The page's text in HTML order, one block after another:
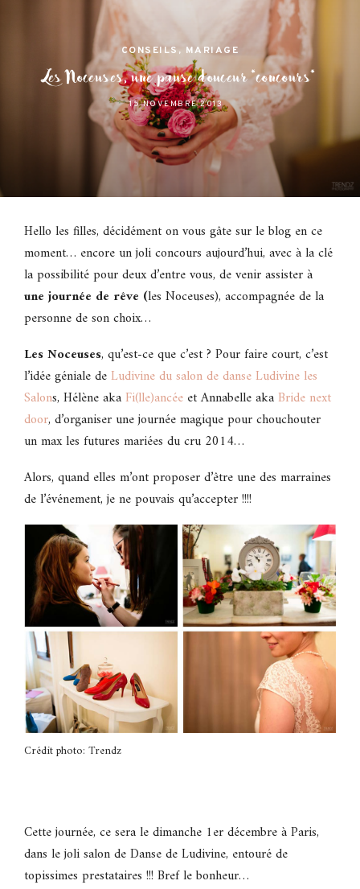
CONSEILS , MARIAGE
Les Noceuses, une pause douceur *concours*
15 NOVEMBRE 2013
Hello les filles, décidément on vous gâte sur le blog en ce
moment… encore un joli concours aujourd’hui, avec à la clé
la possibilité pour deux d’entre vous, de venir assister à
une journée de rêve (les Noceuses), accompagnée de la
personne de son choix…
Les Noceuses, qu’est-ce que c’est ? Pour faire court, c’est
l’idée géniale deLudivine du salon de danse Ludivine les
Salons, Hélène akaFi(lle)ancée et Annabelle akaBride next
door, d’organiser une journée magique pour chouchouter
un max les futures mariées du cru 2014…
Alors, quand elles m’ont proposer d’être une des marraines
de l’événement, je ne pouvais qu’accepter !!!!
Crédit photo: Trendz
Cette journée, ce sera le dimanche 1er décembre à Paris,
dans le joli salon de Danse de Ludivine, entouré de
topissimes prestataires !!! Bref le bonheur…